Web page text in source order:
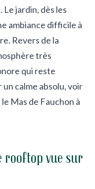
jardin, dès les
ambiance difficile à
Revers de la
très
qui reste
calme absolu, voir
Mas de Fauchon à
rooftop vue sur